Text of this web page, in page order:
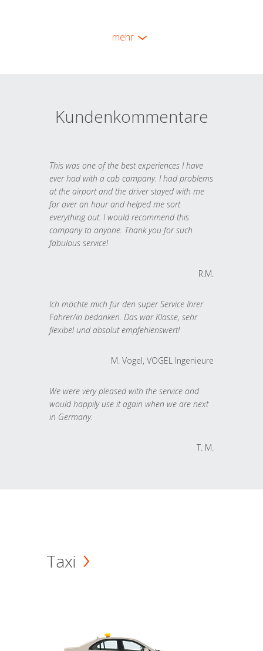
mehr
Kundenkommentare
This was one of the best experiences I have
ever had with a cab company. I had problems
at the airport and the driver stayed with me
for over an hour and helped me sort
everything out. I would recommend this
company to anyone. Thank you for such
fabulous service!
R.M.
Ich möchte mich für den super Service Ihrer
Fahrer/in bedanken. Das war Klasse, sehr
flexibel und absolut empfehlenswert!
M. Vogel, VOGEL Ingenieure
We were very pleased with the service and
would happily use it again when we are next
in Germany.
T. M.
Taxi